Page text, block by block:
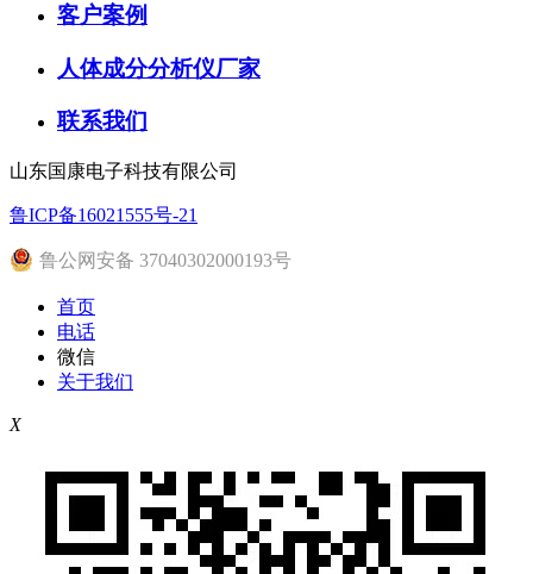
客户案例
人体成分分析仪厂家
联系我们
山东国康电子科技有限公司
鲁ICP备16021555号-21
鲁公网安备 37040302000193号
首页
电话
微信
关于我们
X